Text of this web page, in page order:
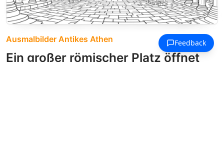
Ausmalbilder Antikes Athen
Ein großer römischer Platz öffnet